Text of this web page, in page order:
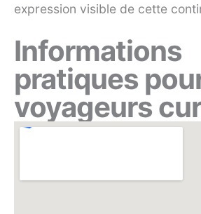
expression visible de cette
Informations
pratiques
voyageurs